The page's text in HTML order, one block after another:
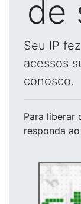
de
Seu IP
acessos
conosco.
Para liberar
responda